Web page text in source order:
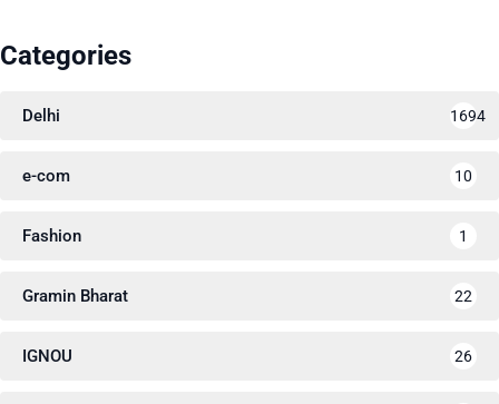
Categories
Delhi 1694
e-com 10
Fashion 1
Gramin Bharat 22
IGNOU 26